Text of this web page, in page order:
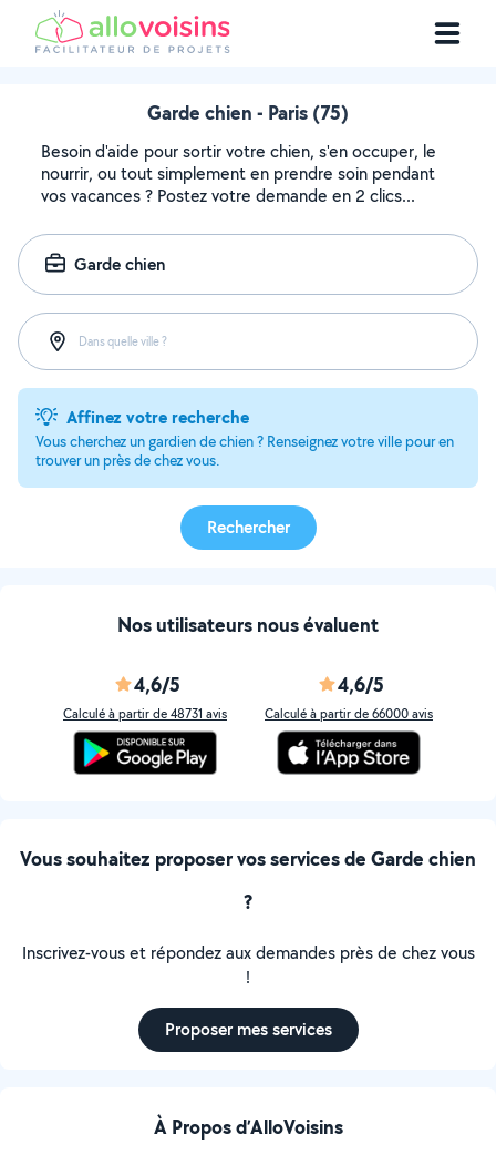
Garde chien - Paris (75)
Besoin d'aide pour sortir votre chien, s'en occuper, le
nourrir, ou tout simplement en prendre soin pendant
vos vacances ? Postez votre demande en 2 clics...
Garde chien
Dans quelle ville ?
Affinez votre recherche
Vous cherchez un gardien de chien ? Renseignez votre ville pour en
trouver un près de chez vous.
Rechercher
Nos utilisateurs nous évaluent
4,6/5
Calculé à partir de 48731 avis
4,6/5
Calculé à partir de 66000 avis
Vous souhaitez proposer vos services de Garde chien
?
Inscrivez-vous et répondez aux demandes près de chez vous
!
Proposer mes services
À Propos d’AlloVoisins